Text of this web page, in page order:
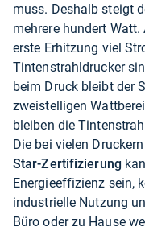
muss. Deshalb steigt
mehrere hundert
erste Erhitzung viel
Tintenstrahldrucker
beim Druck bleibt der
zweistelligen
bleiben die
Die bei vielen
Star-Zertifizierung
Energieeffizienz sein,
industrielle Nutzung
Büro oder zu Hause